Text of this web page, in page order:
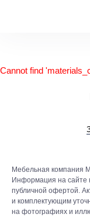
Cannot find
Мебельная компания
Информация на сайте
публичной офертой.
и комплектующим
на фотографиях и